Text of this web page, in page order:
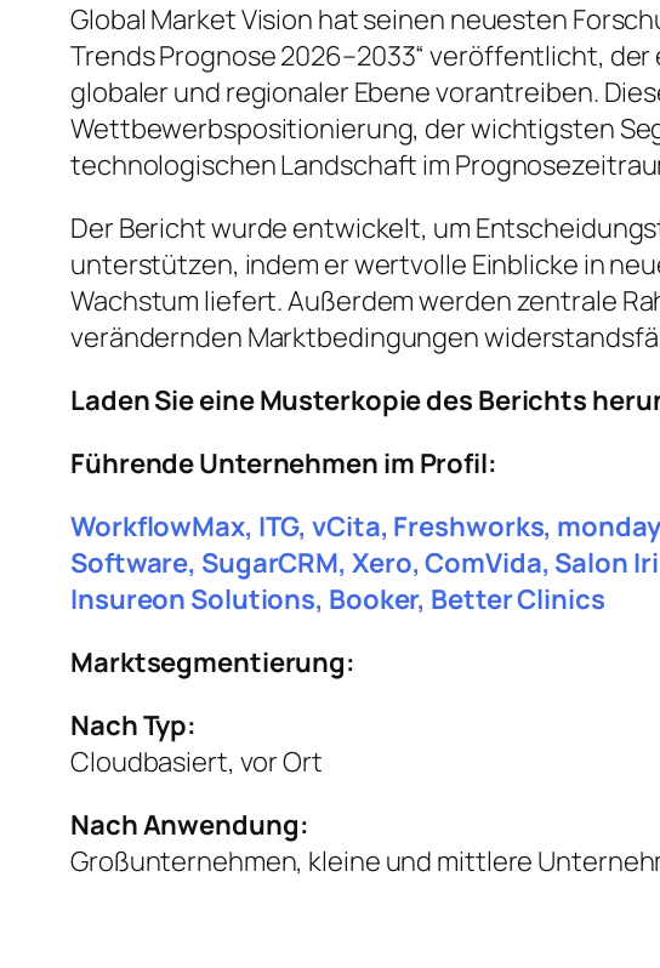
Global Market Vision hat seinen neuesten
Trends Prognose 2026–2033“ veröffentlicht,
globaler und regionaler Ebene vorantreiben.
Wettbewerbspositionierung, der wichtigsten
technologischen Landschaft im
Der Bericht wurde entwickelt, um
unterstützen, indem er wertvolle Einblicke in
Wachstum liefert. Außerdem werden zentrale
verändernden Marktbedingungen
Laden Sie eine Musterkopie des Berichts
Führende Unternehmen im Profil:
WorkflowMax, ITG, vCita, Freshworks,
Software, SugarCRM, Xero, ComVida,
Insureon Solutions, Booker, Better Clinics
Marktsegmentierung:
Nach Typ:
Cloudbasiert, vor Ort
Nach Anwendung:
Großunternehmen, kleine und mittlere